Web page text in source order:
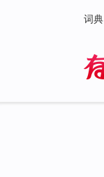
词典